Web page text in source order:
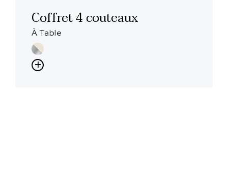
Coffret 4 couteaux
À Table